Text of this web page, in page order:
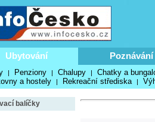
Ubytování Poznávání
| Penziony | Chalupy | Chatky a
a hostely | Rekreační střediska |
balíčky